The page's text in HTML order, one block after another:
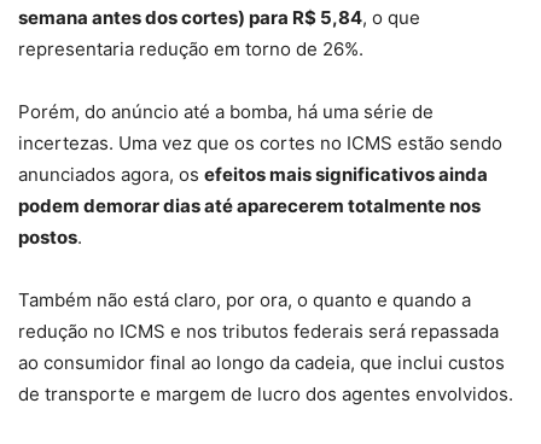
semana antes dos cortes) para R$ 5,84, o que
representaria redução em torno de 26%.
Porém, do anúncio até a bomba, há uma série de
incertezas. Uma vez que os cortes no ICMS estão sendo
anunciados agora, os efeitos mais significativos ainda
podem demorar dias até aparecerem totalmente nos
postos.
Também não está claro, por ora, o quanto e quando a
redução no ICMS e nos tributos federais será repassada
ao consumidor final ao longo da cadeia, que inclui custos
de transporte e margem de lucro dos agentes envolvidos.